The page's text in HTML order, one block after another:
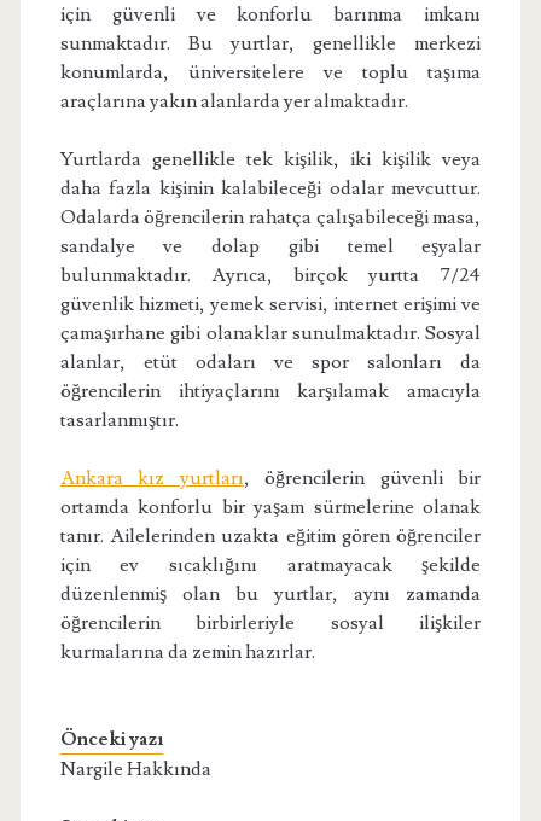
için güvenli ve konforlu barınma imkanı
sunmaktadır. Bu yurtlar, genellikle merkezi
konumlarda, üniversitelere ve toplu taşıma
araçlarına yakın alanlarda yer almaktadır.
Yurtlarda genellikle tek kişilik, iki kişilik veya
daha fazla kişinin kalabileceği odalar mevcuttur.
Odalarda öğrencilerin rahatça çalışabileceği masa,
sandalye ve dolap gibi temel eşyalar
bulunmaktadır. Ayrıca, birçok yurtta 7/24
güvenlik hizmeti, yemek servisi, internet erişimi ve
çamaşırhane gibi olanaklar sunulmaktadır. Sosyal
alanlar, etüt odaları ve spor salonları da
öğrencilerin ihtiyaçlarını karşılamak amacıyla
tasarlanmıştır.
Ankara kız yurtları, öğrencilerin güvenli bir
ortamda konforlu bir yaşam sürmelerine olanak
tanır. Ailelerinden uzakta eğitim gören öğrenciler
için ev sıcaklığını aratmayacak şekilde
düzenlenmiş olan bu yurtlar, aynı zamanda
öğrencilerin birbirleriyle sosyal ilişkiler
kurmalarına da zemin hazırlar.
Önceki yazı
Nargile Hakkında